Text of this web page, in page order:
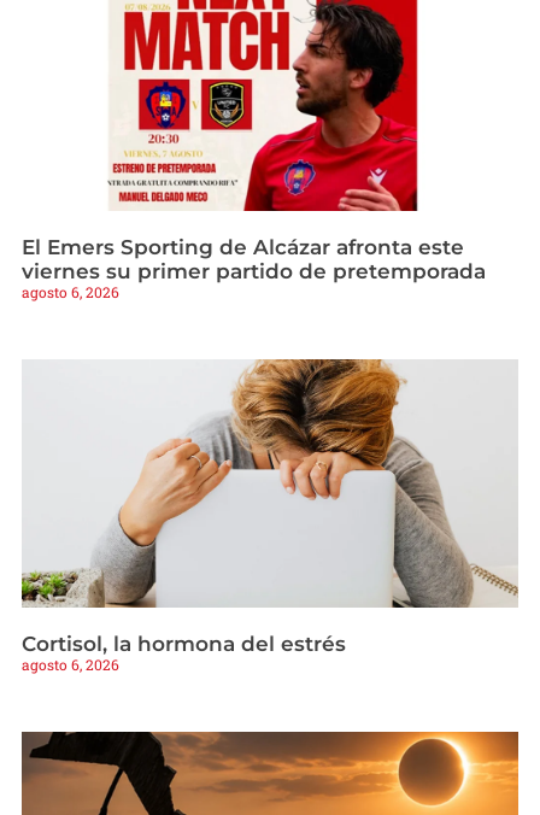
El Emers Sporting de Alcázar afronta este
viernes su primer partido de pretemporada
agosto 6, 2026
Cortisol, la hormona del estrés
agosto 6, 2026